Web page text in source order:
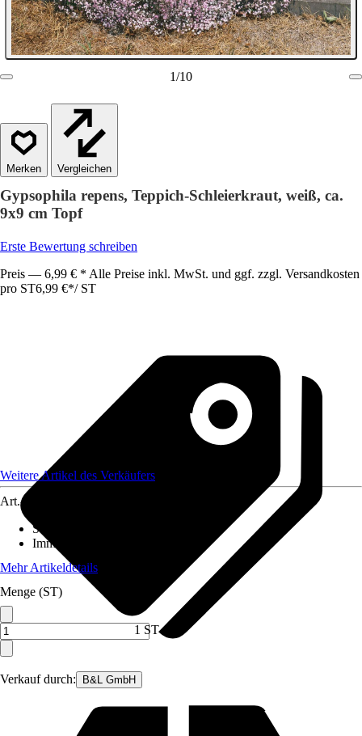
1/10
Vergleichen
Gypsophila repens, Teppich-Schleierkraut, weiß, ca.
9x9 cm Topf
Erste Bewertung schreiben
Preis — 6,99 € * Alle Preise inkl. MwSt. und ggf. zzgl. Versandkosten
pro ST6,99 €*/ ST
Verkauf durch: B&L GmbH
Weitere Artikel des Verkäufers
Art.-Nr.
Standort
Immergrün
Mehr Artikeldetails
Menge (ST)
1 ST